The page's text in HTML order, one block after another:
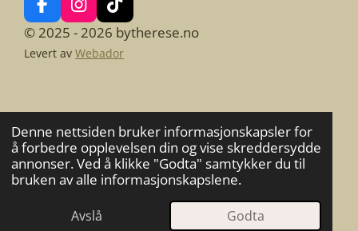
Denne nettsiden bruker informasjonskapsler for
å forbedre opplevelsen din og vise skreddersydde
annonser. Ved å klikke "Godta" samtykker du til
bruken av alle informasjonskapslene.
Avslå Godta
F
a
c
e
o
I
n
s
t
r
a
m
T
i
k
T
© 2025 - 2026 bytherese.no
Levert av Webador
E-post